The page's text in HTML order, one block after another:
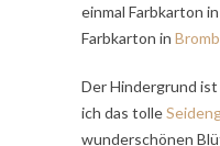
einmal Farbkarton in
Farbkarton in
Der Hindergrund
ich das tolle
wunderschönen